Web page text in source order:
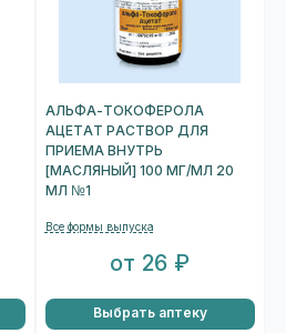
АЛЬФА-ТОКОФЕРОЛА
АЦЕТАТ РАСТВОР ДЛЯ
ПРИЕМА ВНУТРЬ
[МАСЛЯНЫЙ] 100 МГ/МЛ 20
МЛ №1
Все формы выпуска
от 26 ₽
Выбрать аптеку